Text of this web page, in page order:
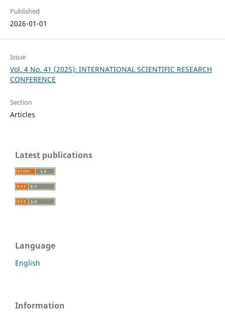
Published
2026-01-01
Issue
Vol. 4 No. 41 (2025): INTERNATIONAL SCIENTIFIC RESEARCH
CONFERENCE
Section
Articles
Latest publications
Language
English
Information